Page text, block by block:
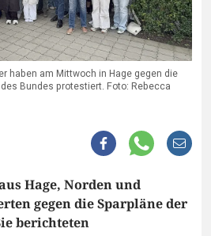
haben am Mittwoch in Hage gegen die
Bundes protestiert. Foto: Rebecca
Hage, Norden und
gegen die Sparpläne der
berichteten